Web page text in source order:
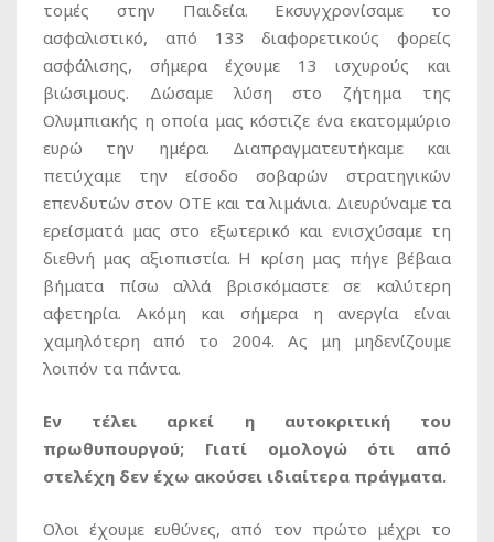
τομές στην Παιδεία. Εκσυγχρονίσαμε το
ασφαλιστικό, από 133 διαφορετικούς φορείς
ασφάλισης, σήμερα έχουμε 13 ισχυρούς και
βιώσιμους. Δώσαμε λύση στο ζήτημα της
Ολυμπιακής η οποία μας κόστιζε ένα εκατομμύριο
ευρώ την ημέρα. Διαπραγματευτήκαμε και
πετύχαμε την είσοδο σοβαρών στρατηγικών
επενδυτών στον ΟΤΕ και τα λιμάνια. Διευρύναμε τα
ερείσματά μας στο εξωτερικό και ενισχύσαμε τη
διεθνή μας αξιοπιστία. Η κρίση μας πήγε βέβαια
βήματα πίσω αλλά βρισκόμαστε σε καλύτερη
αφετηρία. Ακόμη και σήμερα η ανεργία είναι
χαμηλότερη από το 2004. Ας μη μηδενίζουμε
λοιπόν τα πάντα.
Εν τέλει αρκεί η αυτοκριτική του
πρωθυπουργού; Γιατί ομολογώ ότι από
στελέχη δεν έχω ακούσει ιδιαίτερα πράγματα.
Ολοι έχουμε ευθύνες, από τον πρώτο μέχρι το